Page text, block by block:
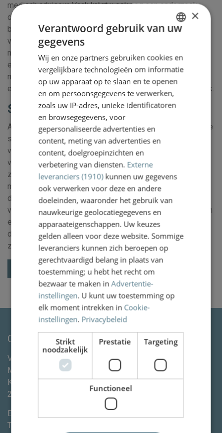
medisch adviseur. Vaak krijgt u ook nog een onderzoek
door een onafhankelijk arts die niet bij uw behandeling is
betrokken. Die rapporteert over vragen die belangrijk zijn
voor de schaderegeling. Een dergerlijk onderzoek heet een
medische expertise. Die expertise vindt plaats als uw
eigen arts aangeeft dat er niet veel meer verandert in uw
medische situatie. Artsen spreken dan van een medische
eindtoestand. Meestal is dat pas aan het einde van de zaak.
Stap 3: Schade vaststellen
Als de aansprakelijkheid is erkend, wordt het tijd om vast te
stellen wat de gevolgen zijn van het ongeluk, niet alleen
voor uw werk, maar ook in uw privé leven. Daarom wordt
vaak in de eerste fase een bezoek aan u thuis gebracht,
zodat dit allemaal goed in kaart kan worden gebracht. We
maken samen een overzicht van schadeposten en zorgen
dat er een adequaat financieel voorschot komt om deze te
vergoeden. We kunnen de schade pas definitief vaststellen
en bepalen wat voor schadevergoeding er moet komen als
de gevolgen van het ongeluk helemaal duidelijk zijn. We
zullen dus uw herstel moeten afwachten.
Terug naar het overzicht
Contactgegevens
Van Wassenaer Wytema Letselschade Advocaten &
Mediation
Kleine Houtweg 113
2012CE
E-mail:
Tel:
ENGLISH
×
Verantwoord gebruik van uw
gegevens
Wij en onze partners gebruiken cookies en
vergelijkbare technologieën om informatie
op uw apparaat op te slaan en te openen
en om persoonsgegevens te verwerken,
zoals uw IP-adres, unieke identificatoren
en browsegegevens, voor
gepersonaliseerde advertenties en
content, meting van advertenties en
content, doelgroepinzichten en
verbetering van diensten. Externe
leveranciers (1910)kunnen uw gegevens
ook verwerken voor deze en andere
doeleinden, waaronder het gebruik van
nauwkeurige geolocatiegegevens en
apparaateigenschappen. Uw keuzes
gelden alleen voor deze website. Sommige
leveranciers kunnen zich beroepen op
gerechtvaardigd belang in plaats van
toestemming; u hebt het recht om
bezwaar te maken inAdvertentie-
instellingen. U kunt uw toestemming op
elk moment intrekken in Cookie-
instellingen. Privacybeleid
Strikt
noodzakelijk
Prestatie Targeting
Functioneel